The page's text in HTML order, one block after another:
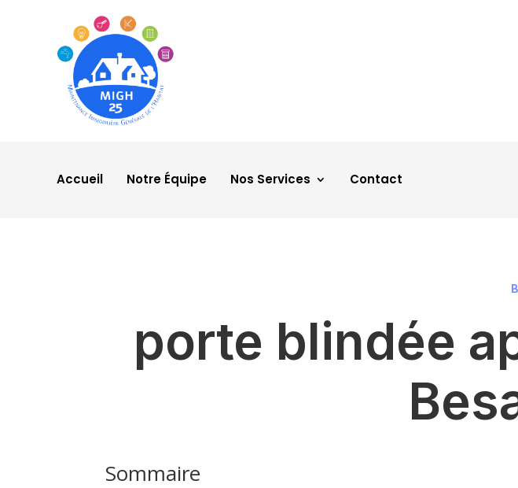
Accueil Notre Équipe Nos Services Contact
porte blindée
Sommaire